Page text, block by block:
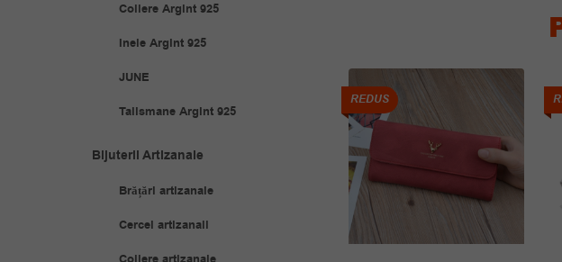
REDUS
Coliere Argint 925
Inele Argint 925
JUNE
Talismane Argint 925
Bijuterii Artizanale
Brățări artizanale
Cercei artizanali